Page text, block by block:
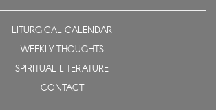
LITURGICAL CALENDAR
WEEKLY THOUGHTS
SPIRITUAL LITERATURE
CONTACT